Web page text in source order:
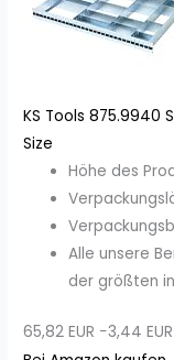
KS Tools 875.9940
Size
Höhe des
Alle unsere
der größten
65,82 EUR −3,44 EUR